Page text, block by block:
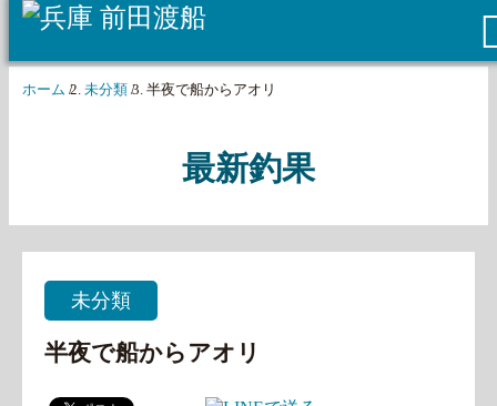
ホーム / 未分類 / 半夜で船からアオリ
最新釣果
未分類
半夜で船からアオリ